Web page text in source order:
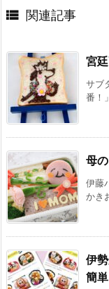
 関連記事
宮
サブ
番！
母
伊藤
かき
伊
簡